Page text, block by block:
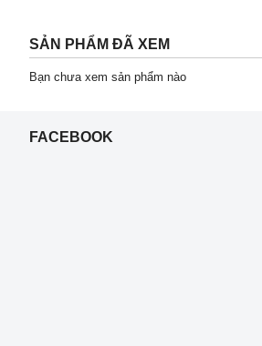
SẢN PHẨM ĐÃ XEM
Bạn chưa xem sản phẩm nào
FACEBOOK